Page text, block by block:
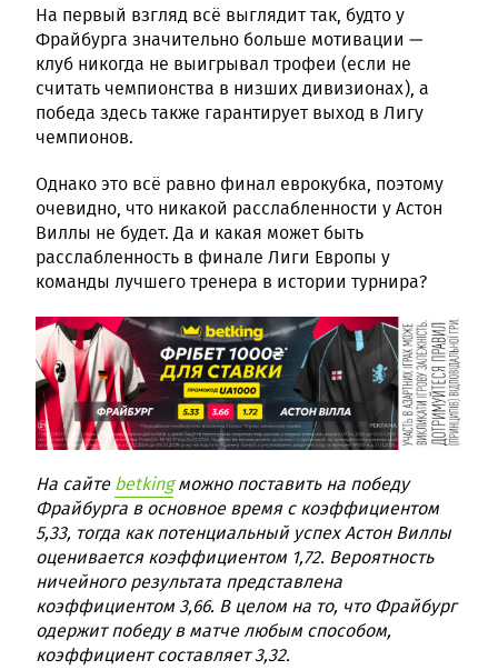
На первый взгляд всё выглядит так, будто у
Фрайбурга значительно больше мотивации —
клуб никогда не выигрывал трофеи (если не
считать чемпионства в низших дивизионах), а
победа здесь также гарантирует выход в Лигу
чемпионов.
Однако это всё равно финал еврокубка, поэтому
очевидно, что никакой расслабленности у Астон
Виллы не будет. Да и какая может быть
расслабленность в финале Лиги Европы у
команды лучшего тренера в истории турнира?
На сайтеbetkingможно поставить на победу
Фрайбурга в основное время с коэффициентом
5,33, тогда как потенциальный успех Астон Виллы
оценивается коэффициентом 1,72. Вероятность
ничейного результата представлена
коэффициентом 3,66. В целом на то, что Фрайбург
одержит победу в матче любым способом,
коэффициент составляет 3,32.